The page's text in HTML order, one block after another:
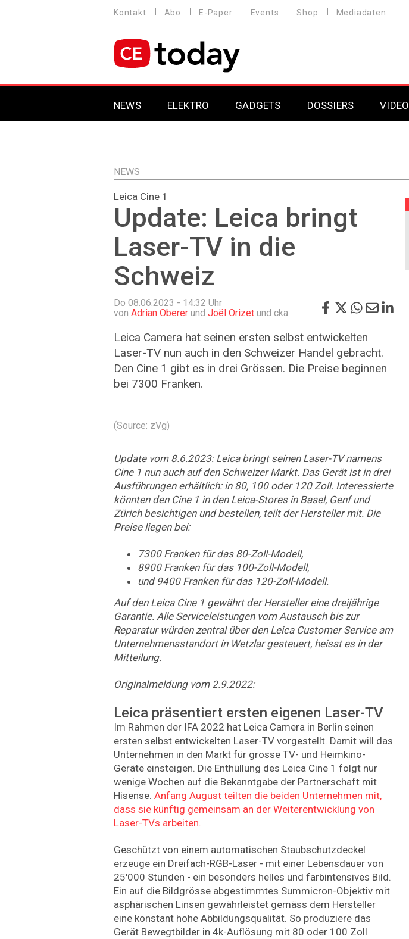
zum
MENU
Kontakt Abo E-Paper Events Shop Mediadaten
MAIN NAVIGATION
NEWS ELEKTRO GADGETS DOSSIERS
DAB+
VIDEO
NEWS
Leica Cine 1
Update: Leica bringt
Laser-TV in die
Schweiz
Do 08.06.2023 - 14:32 Uhr
von Adrian Oberer und Joël Orizet und cka
Leica Camera hat seinen ersten selbst entwickelten
Laser-TV nun auch in den Schweizer Handel gebracht.
Den Cine 1 gibt es in drei Grössen. Die Preise beginnen
bei 7300 Franken.
(Source: zVg)
Update vom 8.6.2023: Leica bringt seinen Laser-TV namens
Cine 1 nun auch auf den Schweizer Markt. Das Gerät ist in drei
Ausführungen erhältlich: in 80, 100 oder 120 Zoll. Interessierte
könnten den Cine 1 in den Leica-Stores in Basel, Genf und
Zürich besichtigen und bestellen, teilt der Hersteller mit. Die
Preise liegen bei:
7300 Franken für das 80-Zoll-Modell,
8900 Franken für das 100-Zoll-Modell,
und 9400 Franken für das 120-Zoll-Modell.
Auf den Leica Cine 1 gewährt der Hersteller eine dreijährige
Garantie. Alle Serviceleistungen vom Austausch bis zur
Reparatur würden zentral über den Leica Customer Service am
Unternehmensstandort in Wetzlar gesteuert, heisst es in der
Mitteilung.
Originalmeldung vom 2.9.2022:
Leica präsentiert ersten eigenen Laser-TV
Im Rahmen der IFA 2022 hat Leica Camera in Berlin seinen
ersten selbst entwickelten Laser-TV vorgestellt. Damit will das
Unternehmen in den Markt für grosse TV- und Heimkino-
Geräte einsteigen. Die Enthüllung des Leica Cine 1 folgt nur
wenige Wochen auf die Bekanntgabe der Partnerschaft mit
Hisense. Anfang August teilten die beiden Unternehmen mit,
dass sie künftig gemeinsam an der Weiterentwicklung von
Laser-TVs arbeiten.
Geschützt von einem automatischen Staubschutzdeckel
erzeuge ein Dreifach-RGB-Laser - mit einer Lebensdauer von
25'000 Stunden - ein besonders helles und farbintensives Bild.
Ein auf die Bildgrösse abgestimmtes Summicron-Objektiv mit
asphärischen Linsen gewährleistet gemäss dem Hersteller
eine konstant hohe Abbildungsqualität. So produziere das
Gerät Bewegtbilder in 4k-Auflösung mit 80 oder 100 Zoll